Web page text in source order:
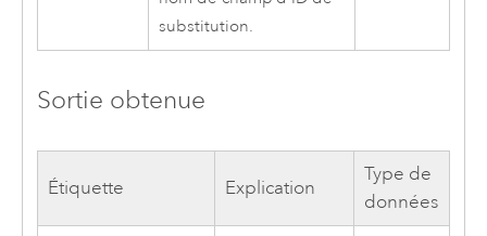
substitution.
Sortie obtenue
Étiquette Explication
Type de
données